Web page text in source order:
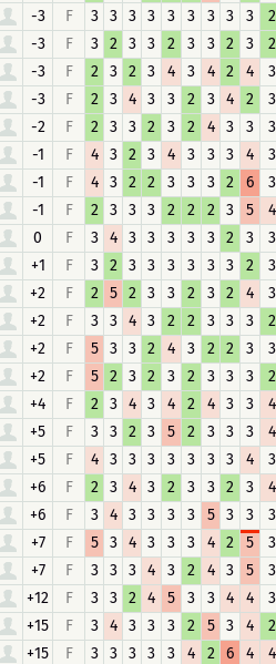
-3 F 3 3 3 3 3 3 3 3 3
2
-3 F 3 2 3 3 2 3 3 2 3
2
-3 F 2 3 2 3 4 3 4 2 4
3
-3 F 2 3 4 3 3 2 3 4 2
3
-2 F 2 3 3 2 3 2 4 3 3
3
-1 F 4 3 2 3 4 3 3 3 4
3
-1 F 4 3 2 2 3 3 3 2 6
3
-1 F 2 3 3 3 2 2 2 3 5
4
0 F 3 4 3 3 3 3 3 2 3
3
+1 F 3 2 3 3 3 3 3 3 2
3
+2 F 2 5 2 3 3 2 3 2 4
3
+2 F 3 3 4 3 2 2 3 3 3
2
+2 F 5 3 3 2 4 3 2 2 3
3
+2 F 5 2 3 2 3 2 3 3 3
2
+4 F 2 3 4 3 4 2 4 3 3
4
+5 F 3 3 2 3 5 2 3 3 3
4
+5 F 4 3 3 3 3 3 3 3 4
3
+6 F 2 3 4 3 2 3 3 2 3
4
+6 F 3 4 3 3 3 3 5 3 3
3
+7 F 5 3 4 3 3 3 4 2 5
3
+7 F 3 3 3 4 3 2 4 3 5
3
+12 F 3 3 2 4 5 3 3 4 4
3
+15 F 3 4 3 3 3 2 5 3 4
2
+15 F 3 3 3 3 3 4 2 6 4
4